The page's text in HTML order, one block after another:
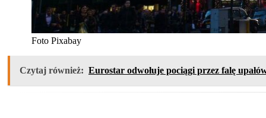
Foto Pixabay
Czytaj również: Eurostar odwołuje pociągi przez falę